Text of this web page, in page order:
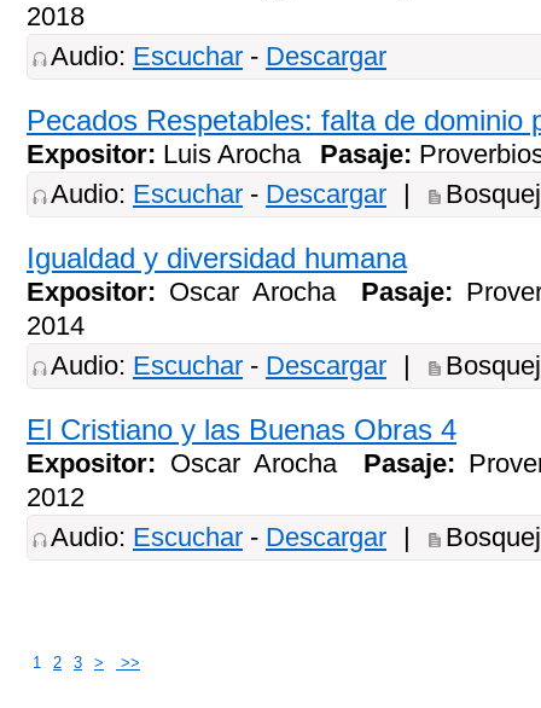
2018
Audio: Escuchar - Descargar
Pecados Respetables: falta de dominio
Expositor: Luis Arocha Pasaje:
Audio: Escuchar - Descargar |
Igualdad y diversidad humana
Expositor: Oscar Arocha Pasaje:
2014
Audio: Escuchar - Descargar |
El Cristiano y las Buenas Obras 4
Expositor: Oscar Arocha Pasaje:
2012
Audio: Escuchar - Descargar |
1 2 3 > >>